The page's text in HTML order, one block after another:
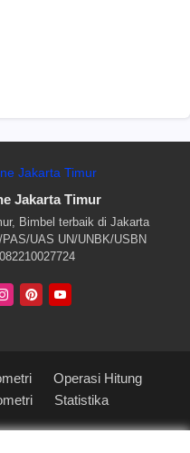
Jakarta Timur
Bimbel terbaik di Jakarta
UAS UN/UNBK/USBN
Free Blogger
Operasi Hitung
Statistika